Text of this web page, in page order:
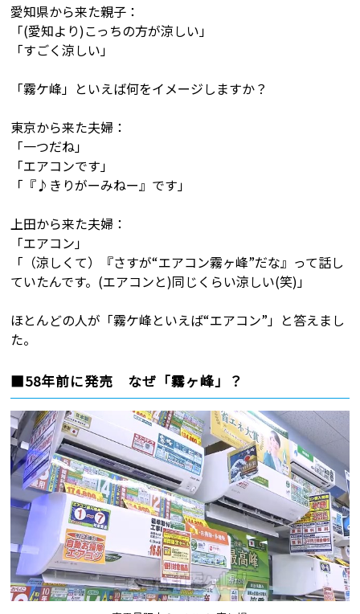
愛知県から来た親子：
「(愛知より)こっちの方が涼しい」
「すごく涼しい」
「霧ケ峰」といえば何をイメージしますか？
東京から来た夫婦：
「一つだね」
「エアコンです」
「『♪きりがーみねー』です」
上田から来た夫婦：
「エアコン」
「（涼しくて）『さすが“エアコン霧ヶ峰”だな』って話し
ていたんです。(エアコンと)同じくらい涼しい(笑)」
ほとんどの人が「霧ケ峰といえば“エアコン”」と答えまし
た。
■58年前に発売 なぜ「霧ヶ峰」？